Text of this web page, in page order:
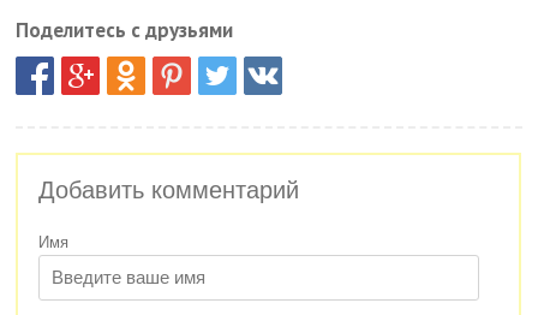
Поделитесь с друзьями
Добавить комментарий
Имя